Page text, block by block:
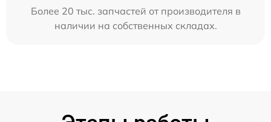
Более 20 тыс. запчастей от производителя в
наличии на собственных складах.